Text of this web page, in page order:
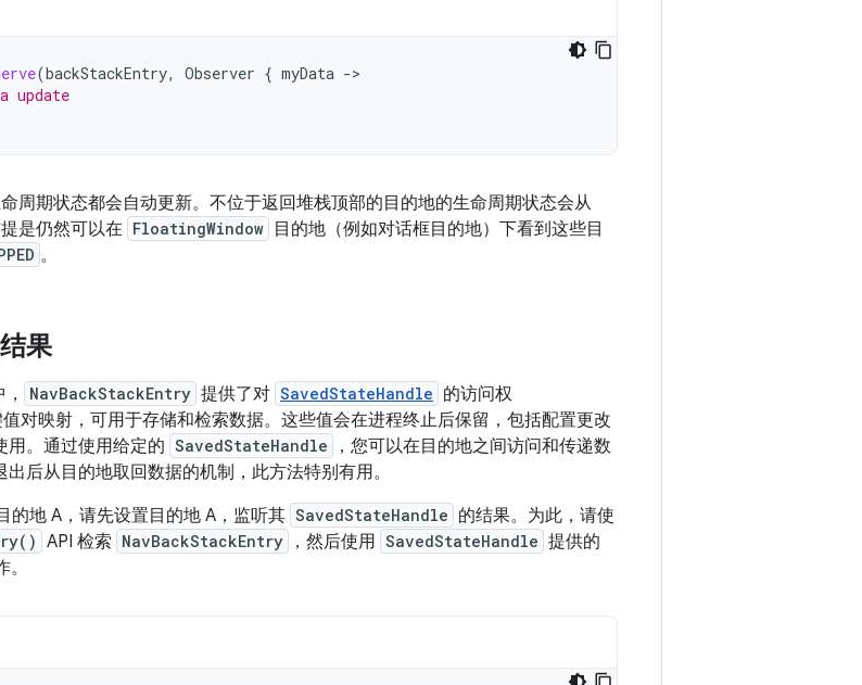
(backStackEntry, Observer { myData ->
update
周期状态都会自动更新。不位于返回堆栈顶部的目的地的生命周期状态会从
提是仍然可以在 FloatingWindow
目的地（例如对话框目的地）下看到这些目
。
果
NavBackStackEntry 提供了对 SavedStateHandle 的访问权
值对映射，可用于存储和检索数据。这些值会在进程终止后保留，包括配置更改
用。通过使用给定的 SavedStateHandle
，您可以在目的地之间访问和传递数
后从目的地取回数据的机制，此方法特别有用。
的地 A，请先设置目的地 A，监听其 SavedStateHandle 的结果。为此，请使
API 检索 NavBackStackEntry ，然后使用 SavedStateHandle 提供的
。